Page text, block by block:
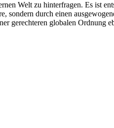
Welt zu hinterfragen. Es ist
durch einen
gerechteren globalen Ordnung